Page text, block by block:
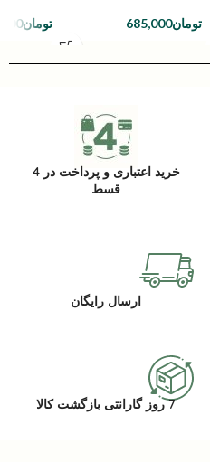
تومان685,000 تومان
خرید اعتباری و پرداخت در 4
قسط
ارسال رایگان
7 روز گارانتی بازگشت کالا